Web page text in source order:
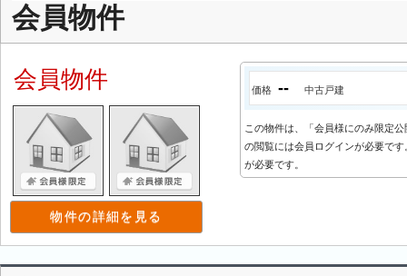
会員物件
会員物件
物件の詳細を見る
価格 -- 中古戸建
この物件は、「会員様にのみ限定
の閲覧には会員ログインが必要で
が必要です。